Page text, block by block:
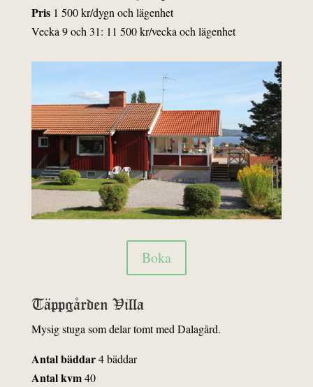
Pris 1 500 kr/dygn och lägenhet
Vecka 9 och 31: 11 500 kr/vecka och lägenhet
Boka
Täppgården Villa
Mysig stuga som delar tomt med Dalagård.
Antal bäddar4 bäddar
Antal kvm40